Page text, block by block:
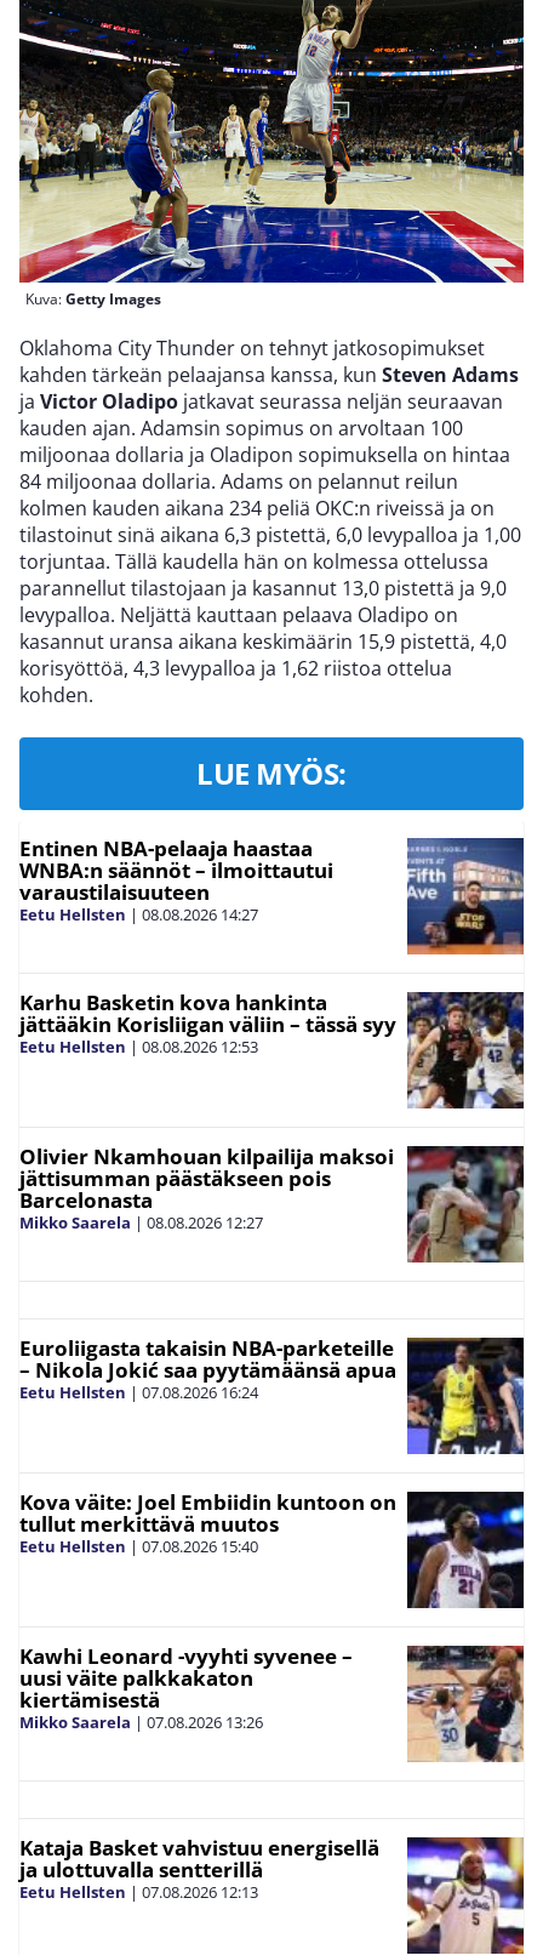
Kuva:Getty Images
Oklahoma City Thunder on tehnyt jatkosopimukset
kahden tärkeän pelaajansa kanssa, kun Steven Adams
ja Victor Oladipo jatkavat seurassa neljän seuraavan
kauden ajan. Adamsin sopimus on arvoltaan 100
miljoonaa dollaria ja Oladipon sopimuksella on hintaa
84 miljoonaa dollaria. Adams on pelannut reilun
kolmen kauden aikana 234 peliä OKC:n riveissä ja on
tilastoinut sinä aikana 6,3 pistettä, 6,0 levypalloa ja 1,00
torjuntaa. Tällä kaudella hän on kolmessa ottelussa
parannellut tilastojaan ja kasannut 13,0 pistettä ja 9,0
levypalloa. Neljättä kauttaan pelaava Oladipo on
kasannut uransa aikana keskimäärin 15,9 pistettä, 4,0
korisyöttöä, 4,3 levypalloa ja 1,62 riistoa ottelua
kohden.
LUE MYÖS:
Entinen NBA-pelaaja haastaa
WNBA:n säännöt – ilmoittautui
varaustilaisuuteen
Eetu Hellsten | 08.08.2026 14:27
Karhu Basketin kova hankinta
jättääkin Korisliigan väliin – tässä syy
Eetu Hellsten | 08.08.2026 12:53
Olivier Nkamhouan kilpailija maksoi
jättisumman päästäkseen pois
Barcelonasta
Mikko Saarela | 08.08.2026 12:27
Euroliigasta takaisin NBA-parketeille
– Nikola Jokić saa pyytämäänsä apua
Eetu Hellsten | 07.08.2026 16:24
Kova väite: Joel Embiidin kuntoon on
tullut merkittävä muutos
Eetu Hellsten | 07.08.2026 15:40
Kawhi Leonard -vyyhti syvenee –
uusi väite palkkakaton
kiertämisestä
Mikko Saarela | 07.08.2026 13:26
Kataja Basket vahvistuu energisellä
ja ulottuvalla sentterillä
Eetu Hellsten | 07.08.2026 12:13